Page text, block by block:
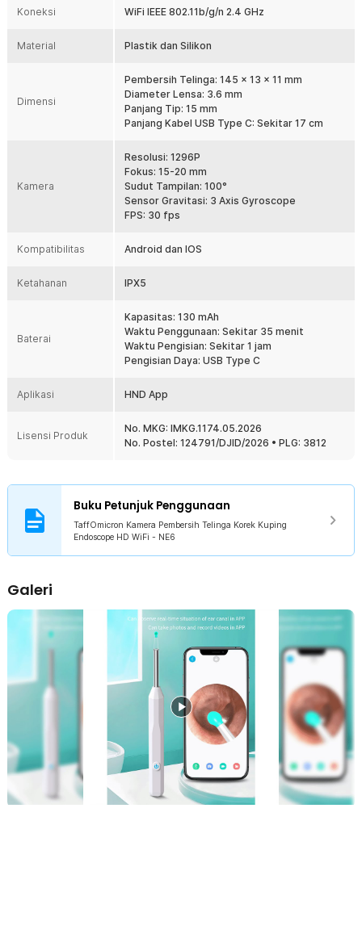
memudahkan Anda mengontrol arah alat di dalam telinga dengan
lebih nyaman. Tampilan gambar tetap stabil sehingga meminimalkan
maksimal berkat sudut tampilan 100°.
Endoskopi pembersih telinga TaffOmicron NE6 menggunakan
koneksi WiFi 2.4 GHz yang dapat langsung terhubung ke
smartphone Android maupun iOS melalui aplikasi HND App. Proses
pairing cepat dan mudah tanpa pengaturan rumit. Anda dapat
smartphone kapan saja dibutuhkan.
4 Buah Alat Pembersih
Produk dilengkapi 4 buah tip pembersih telinga yang dapat
disesuaikan dengan kebutuhan penggunaan. Anda bisa mengganti
pemakaian. Sangat cocok digunakan bersama anggota keluarga
secara bergantian.
Penggunaan Tanpa Kabel
telinga ini dapat digunakan tanpa kabel yang mengganggu
pergerakan. Sekali pengisian penuh dapat digunakan hingga
sekitar 35 menit. Desain ringkas membuat alat mudah dibawa dan
praktis digunakan di rumah maupun saat traveling.
Kelengkapan Produk
1 x TaffOmicron Kamera Pembersih Telinga Korek Kuping
Endoscope HD WiFi - NE6
1 x Kabel USB Type C
1 x Panduan Penggunaan
Koneksi WiFi IEEE 802.11b/g/n 2.4 GHz
Material Plastik dan Silikon
Dimensi
Pembersih Telinga: 145 x 13 x 11 mm
Diameter Lensa: 3.6 mm
Panjang Tip: 15 mm
Panjang Kabel USB Type C: Sekitar 17 cm
Kamera
Resolusi: 1296P
Fokus: 15-20 mm
Sudut Tampilan: 100°
Sensor Gravitasi: 3 Axis Gyroscope
FPS: 30 fps
Kompatibilitas Android dan IOS
Ketahanan IPX5
Baterai
Kapasitas: 130 mAh
Waktu Penggunaan: Sekitar 35 menit
Waktu Pengisian: Sekitar 1 jam
Pengisian Daya: USB Type C
Aplikasi HND App
Lisensi Produk
No. MKG: IMKG.1174.05.2026
No. Postel: 124791/DJID/2026 • PLG: 3812
Buku Petunjuk Penggunaan
TaffOmicron Kamera Pembersih Telinga Korek Kuping
Endoscope HD WiFi - NE6
Galeri